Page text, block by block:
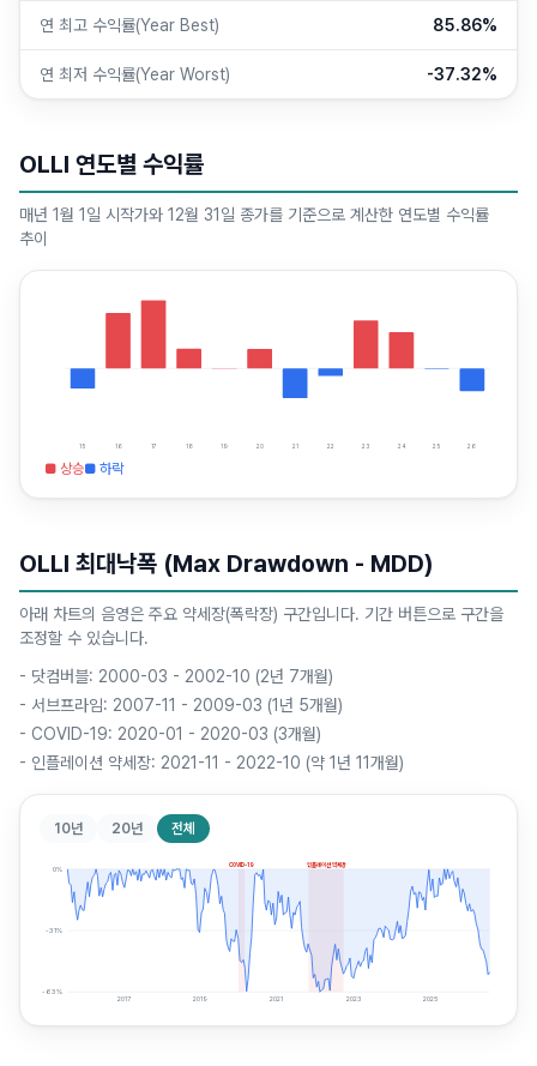
연 최고 수익률(Year Best) 85.86%
연 최저 수익률(Year Worst) -37.32%
OLLI 연도별 수익률
매년 1월 1일 시작가와 12월 31일 종가를 기준으로 계산한 연도별 수익률
추이
15 16 17 18 19 20 21 22 23 24 25 26
■ 상승■ 하락
OLLI 최대낙폭 (Max Drawdown - MDD)
아래 차트의 음영은 주요 약세장(폭락장) 구간입니다. 기간 버튼으로 구간을
조정할 수 있습니다.
- 닷컴버블: 2000-03 - 2002-10 (2년 7개월)
- 서브프라임: 2007-11 - 2009-03 (1년 5개월)
- COVID-19: 2020-01 - 2020-03 (3개월)
- 인플레이션 약세장: 2021-11 - 2022-10 (약 1년 11개월)
10년 20년 전체
COVID-19 인플레이션 약세장
0%
-31%
-63%
2017 2019 2021 2023 2025